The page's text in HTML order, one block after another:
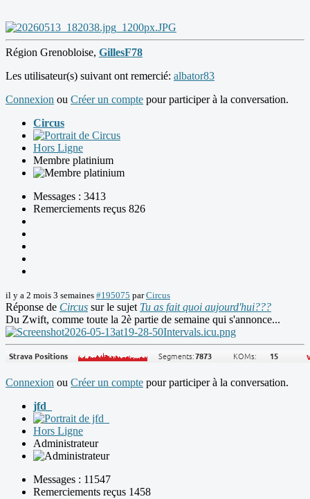
Région Grenobloise, GillesF78
Les utilisateur(s) suivant ont remercié: albator83
Connexion ou Créer un compte pour participer à la conversation.
Circus
Hors Ligne
Membre platinium
Messages : 3413
Remerciements reçus 826
il y a 2 mois 3 semaines #195075 parCircus
Réponse de Circus sur le sujet Tu as fait quoi aujourd'hui???
Du Zwift, comme toute la 2è partie de semaine qui s'annonce...
Connexion ou Créer un compte pour participer à la conversation.
jfd_
Hors Ligne
Administrateur
Messages : 11547
Remerciements reçus 1458